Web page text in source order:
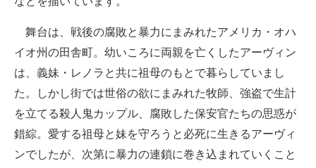
舞台は、戦後の腐敗と暴力にまみれたアメリカ・オハ
イオ州の田舎町。幼いころに両親を亡くしたアーヴィン
は、義妹・レノラと共に祖母のもとで暮らしていまし
た。しかし街では世俗の欲にまみれた牧師、強盗で生計
を立てる殺人鬼カップル、腐敗した保安官たちの思惑が
錯綜。愛する祖母と妹を守ろうと必死に生きるアーヴィ
ンでしたが、次第に暴力の連鎖に巻き込まれていくこと